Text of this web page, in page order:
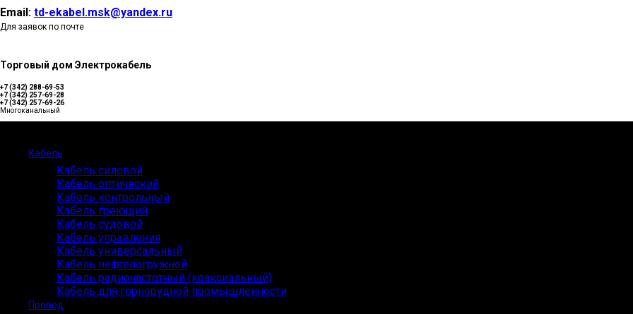
Email: td-ekabel.msk@yandex.ru
Для заявок по почте
Торговый дом Электрокабель
+7 (342) 288-69-53
+7 (342) 257-69-28
+7 (342) 257-69-26
Многоканальный
Кабель
Кабель силовой
Кабель оптический
Кабель контрольный
Кабель греющий
Кабель судовой
Кабель управления
Кабель универсальный
Кабель нефтепогружной
Кабель радиочастотный (коаксиальный)
Кабель для горнорудной промышленности
Провод